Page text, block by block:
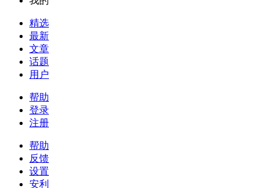
精选
最新
文章
话题
用户
帮助
登录
注册
帮助
反馈
设置
安利